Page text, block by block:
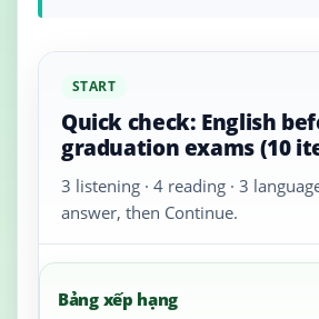
START
Quick check: English
graduation exams (10
3 listening · 4 reading · 3
answer, then Continue.
Bảng xếp hạng